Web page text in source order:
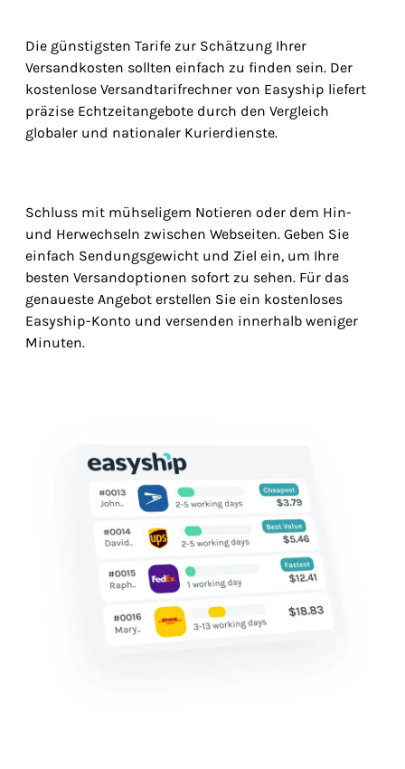
Die günstigsten Tarife zur Schätzung Ihrer
Versandkosten sollten einfach zu finden sein. Der
kostenlose Versandtarifrechner von Easyship liefert
präzise Echtzeitangebote durch den Vergleich
globaler und nationaler Kurierdienste.
Schluss mit mühseligem Notieren oder dem Hin-
und Herwechseln zwischen Webseiten. Geben Sie
einfach Sendungsgewicht und Ziel ein, um Ihre
besten Versandoptionen sofort zu sehen. Für das
genaueste Angebot erstellen Sie ein kostenloses
Easyship-Konto und versenden innerhalb weniger
Minuten.